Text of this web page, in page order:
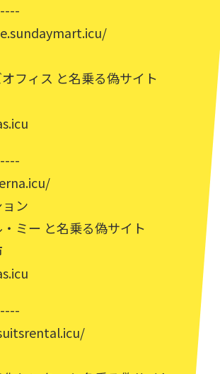
フィス と名乗る偽サイト
ン
ミー と名乗る偽サイト